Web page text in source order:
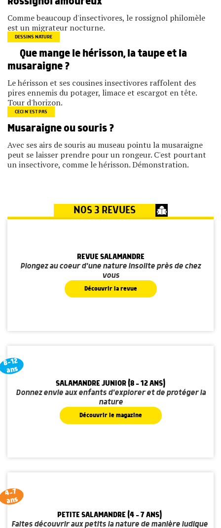
Comme beaucoup d'insectivores, le rossignol philomèle
est un migrateur nocturne.
DESSINS NATURE
Que mange le hérisson, la taupe et la
musaraigne ?
Le hérisson et ses cousines insectivores raffolent des
pires ennemis du potager, limace et escargot en tête.
Tour d'horizon.
CECI N’EST PAS
Musaraigne ou souris ?
Avec ses airs de souris au museau pointu la musaraigne
peut se laisser prendre pour un rongeur. C'est pourtant
un insectivore, comme le hérisson. Démonstration.
NOS 3 REVUES
REVUE SALAMANDRE
Plongez au coeur d'une nature insolite près de chez
vous
Découvrir la revue
8-12
ans
SALAMANDRE JUNIOR (8 - 12 ANS)
Donnez envie aux enfants d'explorer et de protéger la
nature
Découvrir le magazine
4-7
ans
PETITE SALAMANDRE (4 - 7 ANS)
Faites découvrir aux petits la nature de manière ludique